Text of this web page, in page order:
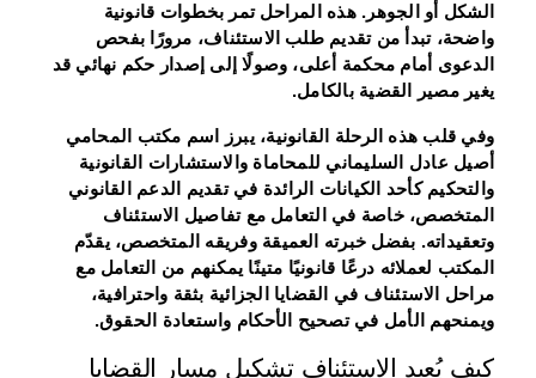
الشكل أو الجوهر. هذه المراحل تمر بخطوات قانونية
واضحة، تبدأ من تقديم طلب الاستئناف، مرورًا بفحص
الدعوى أمام محكمة أعلى، وصولًا إلى إصدار حكم نهائي قد
يغير مصير القضية بالكامل.
وفي قلب هذه الرحلة القانونية، يبرز اسم مكتب المحامي
أصيل عادل السليماني للمحاماة والاستشارات القانونية
والتحكيم كأحد الكيانات الرائدة في تقديم الدعم القانوني
المتخصص، خاصة في التعامل مع تفاصيل الاستئناف
وتعقيداته. بفضل خبرته العميقة وفريقه المتخصص، يقدّم
المكتب لعملائه درعًا قانونيًا متينًا يمكنهم من التعامل مع
مراحل الاستئناف في القضايا الجزائية بثقة واحترافية،
ويمنحهم الأمل في تصحيح الأحكام واستعادة الحقوق.
كيف يُعيد الاستئناف تشكيل مسار القضايا